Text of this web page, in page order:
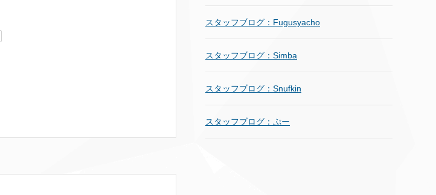
スタッフブログ：Fugusyacho
スタッフブログ：Simba
スタッフブログ：Snufkin
スタッフブログ：ぷー